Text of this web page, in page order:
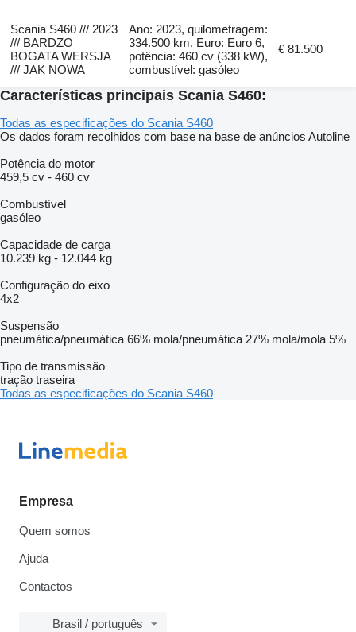
Scania S460 /// 2023
/// BARDZO
BOGATA WERSJA
/// JAK NOWA
Ano: 2023, quilometragem:
334.500 km, Euro: Euro 6,
potência: 460 cv (338 kW),
combustível: gasóleo
€ 81.500
Características principais Scania S460:
Todas as especificações do Scania S460
Os dados foram recolhidos com base na base de anúncios Autoline
Potência do motor
459,5 cv - 460 cv
Combustível
gasóleo
Capacidade de carga
10.239 kg - 12.044 kg
Configuração do eixo
4x2
Suspensão
pneumática/pneumática 66% mola/pneumática 27% mola/mola 5%
Tipo de transmissão
tração traseira
Todas as especificações do Scania S460
Empresa
Quem somos
Ajuda
Contactos
Brasil / português